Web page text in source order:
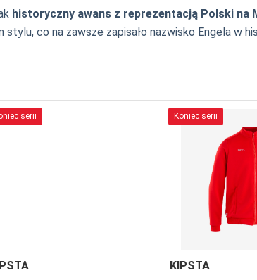
historyczny awans z reprezentacją Polski
co na zawsze zapisało nazwisko Engela w
serii Koniec serii
KIPSTA